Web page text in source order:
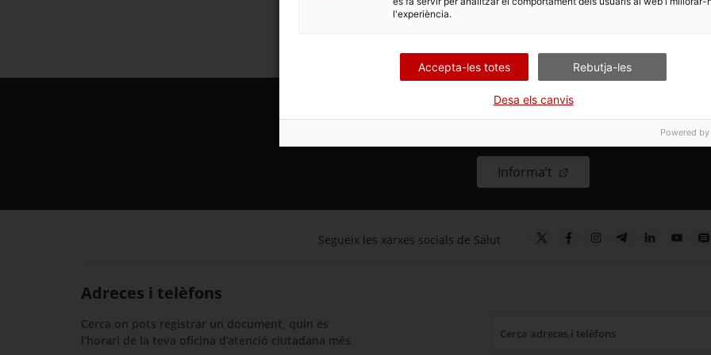
T’ajudem a deixar de fumar
Informa’t . Obre en una nova finestra.
Segueix les xarxes socials de Salut
Adreces i telèfons
Cerca on pots registrar un document, quin és
l’horari de la teva oficina d’atenció ciutadana més
l'experiència.
Accepta-les totes Rebutja-les
Desa els canvis
Powered by